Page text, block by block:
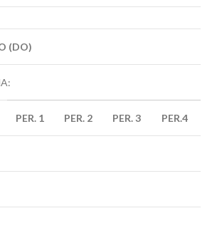
(DO)
PER. 1 PER. 2 PER. 3 PER.4